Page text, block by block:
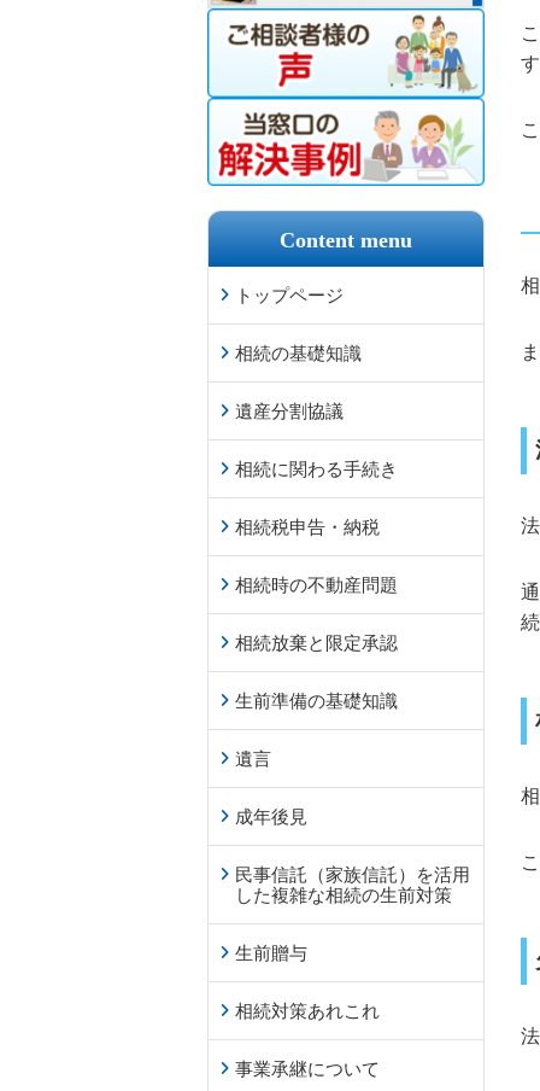
Content menu
トップページ
相続の基礎知識
遺産分割協議
相続に関わる手続き
相続税申告・納税
相続時の不動産問題
相続放棄と限定承認
生前準備の基礎知識
遺言
成年後見
民事信託（家族信託）を活用
した複雑な相続の生前対策
生前贈与
相続対策あれこれ
事業承継について